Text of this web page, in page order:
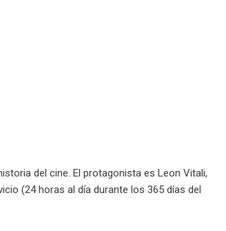
del cine. El protagonista es Leon Vitali,
(24 horas al día durante los 365 días del